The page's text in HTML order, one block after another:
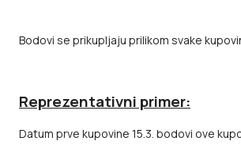
Bodovi se prikupljaju prilikom svake
Reprezentativni primer:
Datum prve kupovine 15.3. bodovi ove